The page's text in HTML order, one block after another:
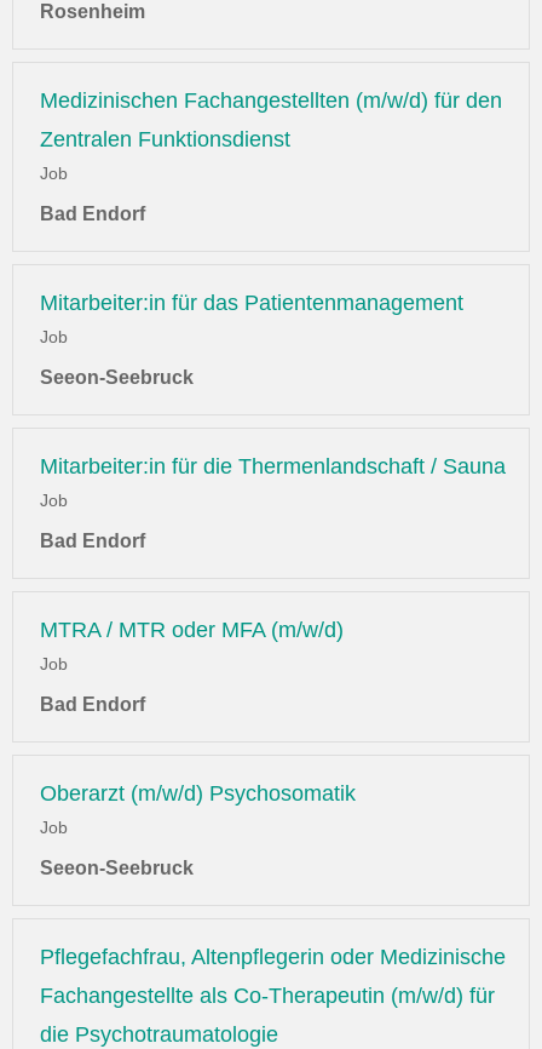
Rosenheim
Medizinischen Fachangestellten (m/w/d) für den
Zentralen Funktionsdienst
Job
Bad Endorf
Mitarbeiter:in für das Patientenmanagement
Job
Seeon-Seebruck
Mitarbeiter:in für die Thermenlandschaft / Sauna
Job
Bad Endorf
MTRA / MTR oder MFA (m/w/d)
Job
Bad Endorf
Oberarzt (m/w/d) Psychosomatik
Job
Seeon-Seebruck
Pflegefachfrau, Altenpflegerin oder Medizinische
Fachangestellte als Co-Therapeutin (m/w/d) für
die Psychotraumatologie